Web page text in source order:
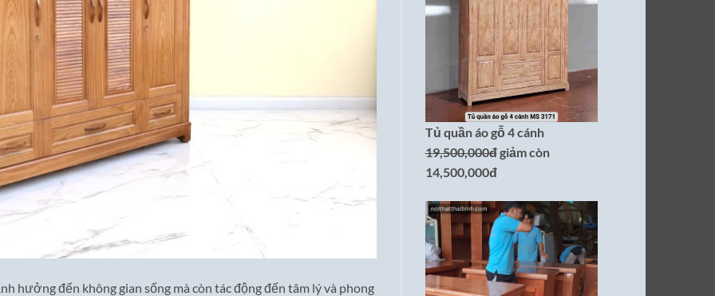
hưởng đến không gian sống mà còn tác động đến tâm lý và phong
Tủ quần áo gỗ 4 cánh
19,500,000đgiảm còn
14,500,000đ